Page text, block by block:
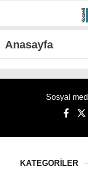
Anasayfa
Sosyal
KATEGORİLER